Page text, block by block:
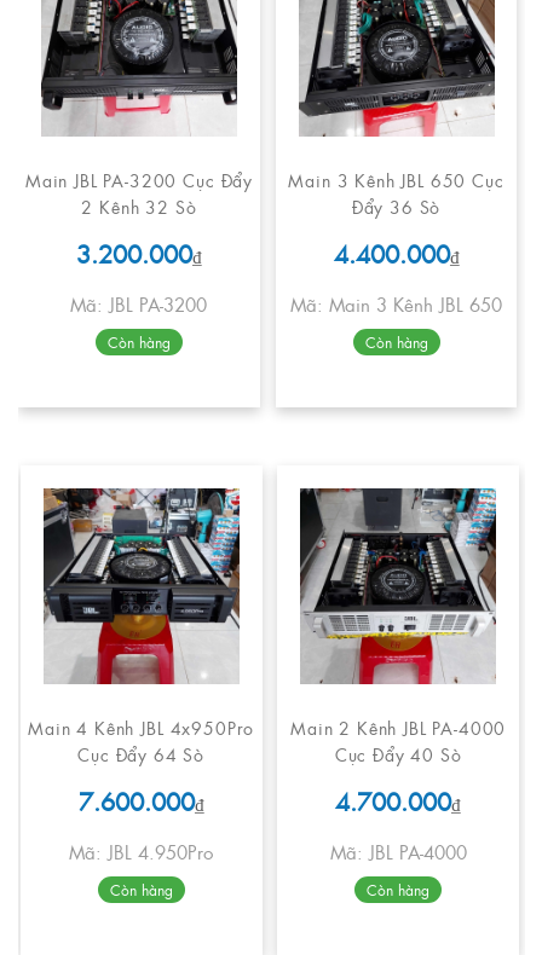
Main JBL PA-3200 Cục Đẩy
2 Kênh 32 Sò
3.200.000₫
Mã: JBL PA-3200
Còn hàng
Main 3 Kênh JBL 650 Cục
Đẩy 36 Sò
4.400.000₫
Mã: Main 3 Kênh JBL 650
Còn hàng
Main 4 Kênh JBL 4x950Pro
Cục Đẩy 64 Sò
7.600.000₫
Mã: JBL 4.950Pro
Còn hàng
Main 2 Kênh JBL PA-4000
Cục Đẩy 40 Sò
4.700.000₫
Mã: JBL PA-4000
Còn hàng